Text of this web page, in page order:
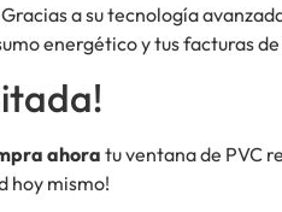
a su tecnología
energético y tus facturas
ahoratu ventana de PVC
hoy mismo!